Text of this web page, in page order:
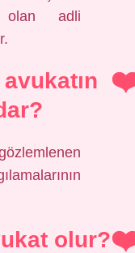
olan adli
olur?